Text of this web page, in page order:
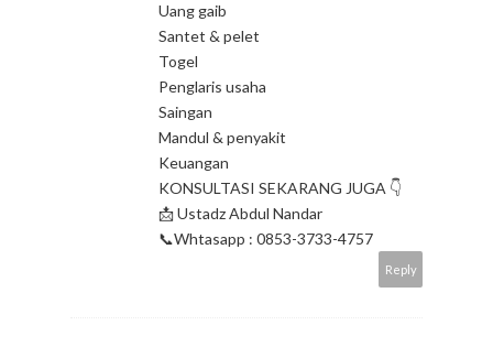
Uang gaib
Santet & pelet
Togel
Penglaris usaha
Saingan
Mandul & penyakit
Keuangan
KONSULTASI SEKARANG JUGA 👇
📩 Ustadz Abdul Nandar
📞Whtasapp : 0853-3733-4757
Reply